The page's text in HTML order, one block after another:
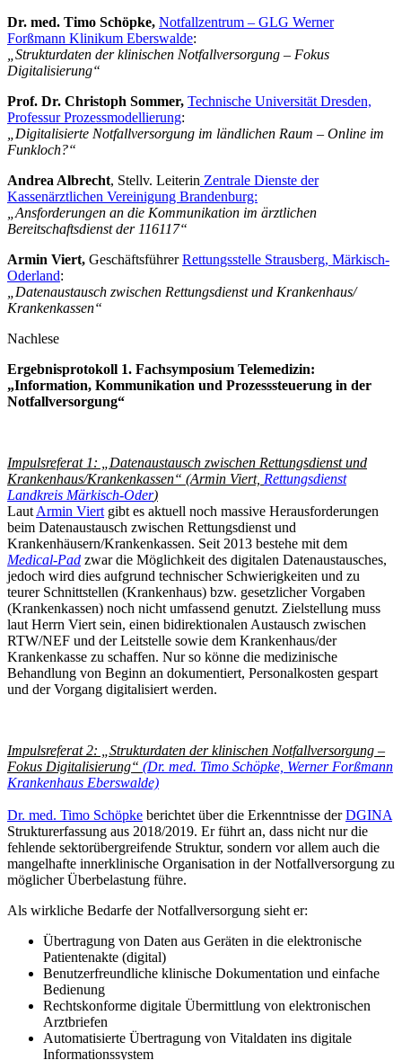
Dr. med. Timo Schöpke, Notfallzentrum – GLG Werner
Forßmann Klinikum Eberswalde:
„Strukturdaten der klinischen Notfallversorgung – Fokus
Digitalisierung“
Prof. Dr. Christoph Sommer, Technische Universität Dresden,
Professur Prozessmodellierung:
„Digitalisierte Notfallversorgung im ländlichen Raum – Online im
Funkloch?“
Andrea Albrecht, Stellv. Leiterin Zentrale Dienste der
Kassenärztlichen Vereinigung Brandenburg:
„Ansforderungen an die Kommunikation im ärztlichen
Bereitschaftsdienst der 116117“
Armin Viert, GeschäftsführerRettungsstelle Strausberg, Märkisch-
Oderland:
„Datenaustausch zwischen Rettungsdienst und Krankenhaus/
Krankenkassen“
Nachlese
Ergebnisprotokoll 1. Fachsymposium Telemedizin:
„Information, Kommunikation und Prozesssteuerung in der
Notfallversorgung“
Impulsreferat 1: „Datenaustausch zwischen Rettungsdienst und
Krankenhaus/Krankenkassen“ (Armin Viert, Rettungsdienst
Landkreis Märkisch-Oder)
Laut Armin Viert gibt es aktuell noch massive Herausforderungen
beim Datenaustausch zwischen Rettungsdienst und
Krankenhäusern/Krankenkassen. Seit 2013 bestehe mit dem
Medical-Pad zwar die Möglichkeit des digitalen Datenaustausches,
jedoch wird dies aufgrund technischer Schwierigkeiten und zu
teurer Schnittstellen (Krankenhaus) bzw. gesetzlicher Vorgaben
(Krankenkassen) noch nicht umfassend genutzt. Zielstellung muss
laut Herrn Viert sein, einen bidirektionalen Austausch zwischen
RTW/NEF und der Leitstelle sowie dem Krankenhaus/der
Krankenkasse zu schaffen. Nur so könne die medizinische
Behandlung von Beginn an dokumentiert, Personalkosten gespart
und der Vorgang digitalisiert werden.
Impulsreferat 2: „Strukturdaten der klinischen Notfallversorgung –
Fokus Digitalisierung“ (Dr. med. Timo Schöpke, Werner Forßmann
Krankenhaus Eberswalde)
Dr. med. Timo Schöpke berichtet über die Erkenntnisse derDGINA
Strukturerfassung aus 2018/2019. Er führt an, dass nicht nur die
fehlende sektorübergreifende Struktur, sondern vor allem auch die
mangelhafte innerklinische Organisation in der Notfallversorgung zu
möglicher Überbelastung führe.
Als wirkliche Bedarfe der Notfallversorgung sieht er:
Übertragung von Daten aus Geräten in die elektronische
Patientenakte (digital)
Benutzerfreundliche klinische Dokumentation und einfache
Bedienung
Rechtskonforme digitale Übermittlung von elektronischen
Arztbriefen
Automatisierte Übertragung von Vitaldaten ins digitale
Informationssystem